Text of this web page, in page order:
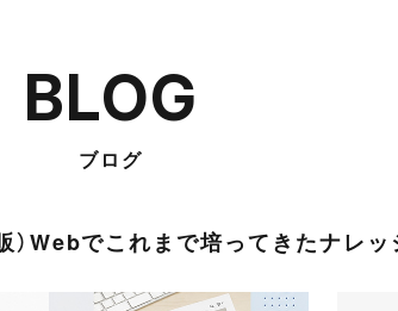
BLOG
ブログ
）Webでこれまで培ってきたナレッ